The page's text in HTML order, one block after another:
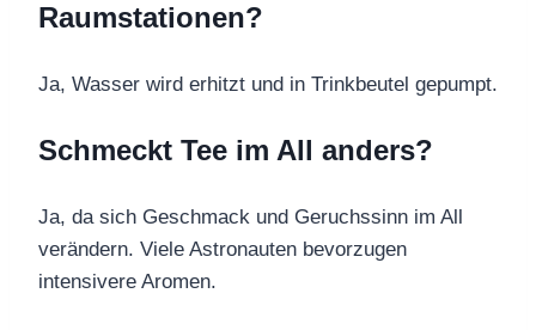
Raumstationen?
Ja, Wasser wird erhitzt und in Trinkbeutel gepumpt.
Schmeckt Tee im All anders?
Ja, da sich Geschmack und Geruchssinn im All
verändern. Viele Astronauten bevorzugen
intensivere Aromen.